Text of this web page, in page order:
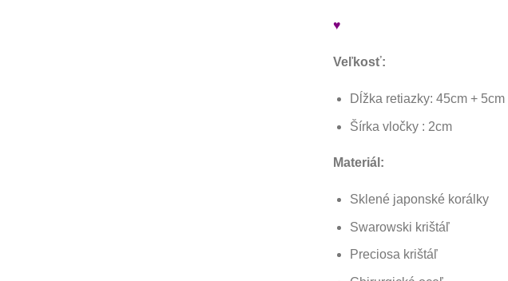
♥
Veľkosť:
Dĺžka retiazky: 45cm +
Šírka vločky : 2cm
Materiál:
Sklené japonské korálky
Swarowski krištáľ
Preciosa krištáľ